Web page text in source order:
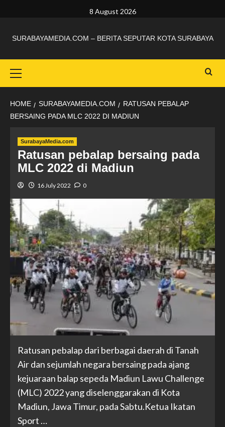
8 August 2026
SURABAYAMEDIA.COM – BERITA SEPUTAR KOTA SURABAYA
HOME SURABAYAMEDIA.COM
RATUSAN PEBALAP
BERSAING PADA MLC 2022 DI MADIUN
SurabayaMedia.com
Ratusan pebalap bersaing pada
MLC 2022 di Madiun
16 July 2022 0
Ratusan pebalap dari berbagai daerah di Tanah
Air dan sejumlah negara bersaing pada ajang
kejuaraan balap sepeda Madiun Lawu Challenge
(MLC) 2022 yang diselenggarakan di Kota
Madiun, Jawa Timur, pada Sabtu.Ketua Ikatan
Sport …